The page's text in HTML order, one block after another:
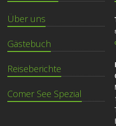
Über uns
Gästebuch
Reiseberichte
Comer See Spezial